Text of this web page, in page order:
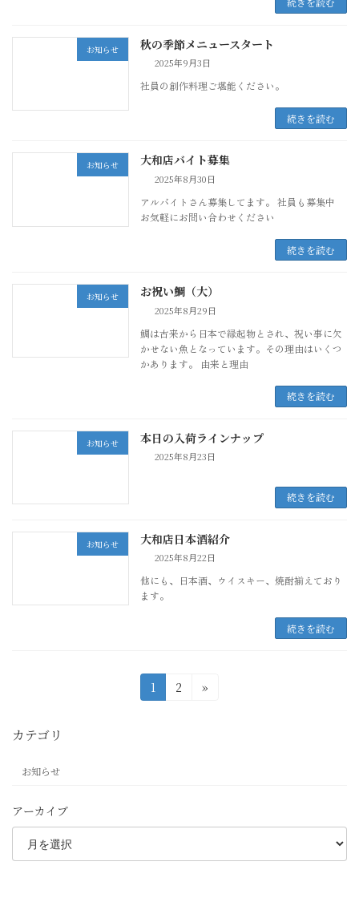
お知らせ 秋の季節メニュースタート
2025年9月3日
社員の創作料理ご堪能ください。
続きを読む
お知らせ 大和店バイト募集
2025年8月30日
アルバイトさん募集してます。 社員も募集中
お気軽にお問い合わせください
続きを読む
お知らせ お祝い鯛（大）
2025年8月29日
鯛は古来から日本で縁起物とされ、祝い事に欠
かせない魚となっています。その理由はいくつ
かあります。 由来と理由
続きを読む
お知らせ 本日の入荷ラインナップ
2025年8月23日
続きを読む
お知らせ 大和店日本酒紹介
2025年8月22日
他にも、日本酒、ウイスキー、焼酎揃えており
ます。
続きを読む
稿
ー
ジ
固
定
1
固
2 »
カテゴリ
お知らせ
アーカイブ